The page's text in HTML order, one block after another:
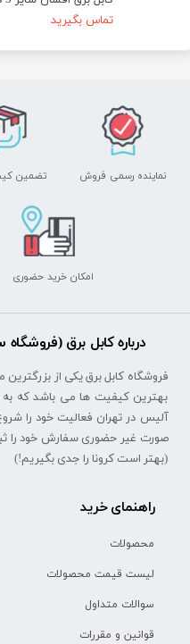
تماس بگیرید
درباره کابل برق
فروشگاه کابل برق یکی از بزرگترین
بهترین کیفیت ها می باشد که
آلیس در تهران فعالیت خود را
صورت غیر حضوری سفارش خود را
(بهتر است کرونا را جدی بگیریم!)
امکان خرید حضوری
تضمین نماینده رسمی فروش
راهنمای خرید
محصولات
لیست قیمت محصولات
سوالات متداول
قوانین و مقررات